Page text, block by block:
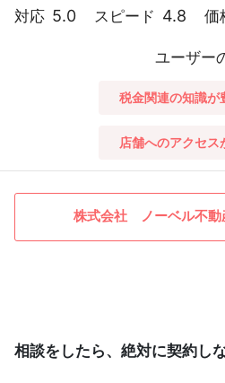
対応 5.0 スピード 4.8 価
ユーザー
税金関連の知識が
店舗へのアクセス
株式会社 ノーベル不動
相談をしたら、絶対に契約し